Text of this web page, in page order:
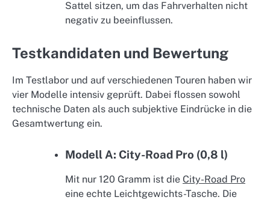
Sattel sitzen, um das Fahrverhalten nicht
negativ zu beeinflussen.
Testkandidaten und Bewertung
Im Testlabor und auf verschiedenen Touren haben wir
vier Modelle intensiv geprüft. Dabei flossen sowohl
technische Daten als auch subjektive Eindrücke in die
Gesamtwertung ein.
Modell A: City-Road Pro (0,8 l)
Mit nur 120 Gramm ist die City-Road Pro
eine echte Leichtgewichts-Tasche. Die